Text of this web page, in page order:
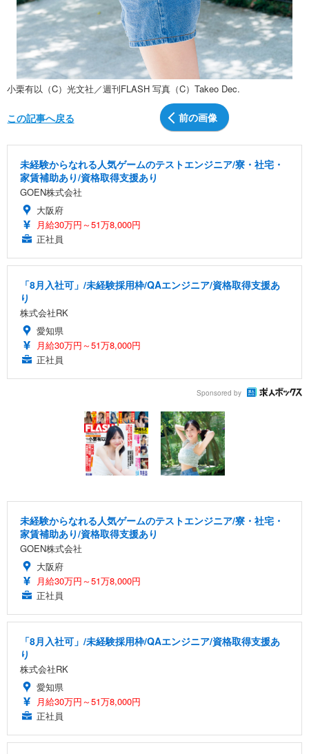
小栗有以（C）光文社／週刊FLASH 写真（C）Takeo Dec.
前の画像
この記事へ戻る
未経験からなれる人気ゲームのテストエンジニア/寮・社宅・
家賃補助あり/資格取得支援あり
GOEN株式会社
大阪府
月給30万円～51万8,000円
正社員
「8月入社可」/未経験採用枠/QAエンジニア/資格取得支援あ
り
株式会社RK
愛知県
月給30万円～51万8,000円
正社員
Sponsored by
未経験からなれる人気ゲームのテストエンジニア/寮・社宅・
家賃補助あり/資格取得支援あり
GOEN株式会社
大阪府
月給30万円～51万8,000円
正社員
「8月入社可」/未経験採用枠/QAエンジニア/資格取得支援あ
り
株式会社RK
愛知県
月給30万円～51万8,000円
正社員